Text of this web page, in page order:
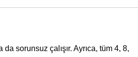
sorunsuz çalışır. Ayrıca, tüm 4, 8,